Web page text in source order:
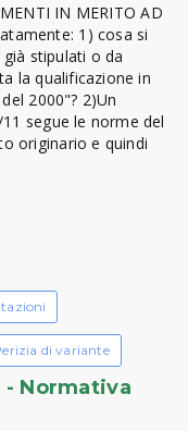
IN MERITO AD
1) cosa si
stipulati o da
la qualificazione in
2000"? 2)Un
segue le norme del
originario e quindi
di variante
- Normativa